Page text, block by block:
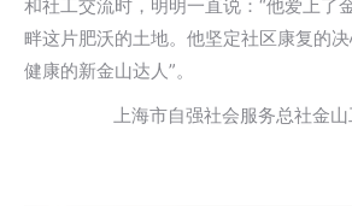
和社工交流时，明明一直说：“他爱上了
畔这片肥沃的土地。他坚定社区康复的
健康的新金山达人”。
上海市自强社会服务总社金山工